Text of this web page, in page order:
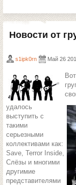
Новости от
s1ipk0rn Май 26
удалось
выступить с
такими
серьезными
коллективами как:
Save, Terror Inside,
Слёзы и многими
другимие
представителями